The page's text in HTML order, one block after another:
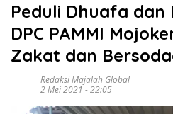
Peduli Dhuafa dan
DPC PAMMI
Zakat dan
Redaksi Majalah Global
2 Mei 2021 - 22:05